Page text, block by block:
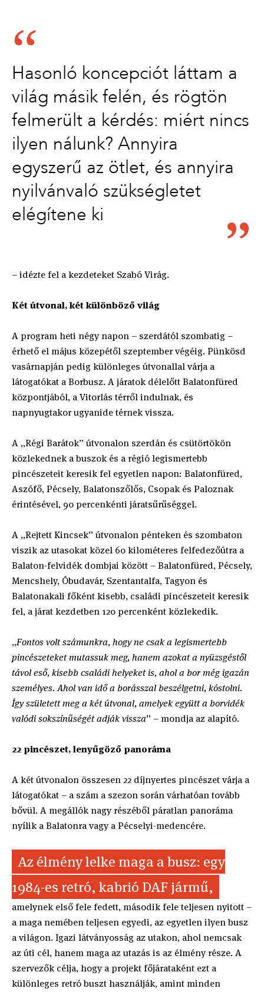
Hasonló koncepciót láttam a
világ másik felén, és rögtön
felmerült a kérdés: miért nincs
ilyen nálunk? Annyira
egyszerű az ötlet, és annyira
nyilvánvaló szükségletet
elégítene ki
– idézte fel a kezdeteket Szabó Virág.
Két útvonal, két különböző világ
A program heti négy napon – szerdától szombatig –
érhető el május közepétől szeptember végéig. Pünkösd
vasárnapján pedig különleges útvonallal várja a
látogatókat a Borbusz. A járatok délelőtt Balatonfüred
központjából, a Vitorlás térről indulnak, és
napnyugtakor ugyanide térnek vissza.
A „Régi Barátok” útvonalon szerdán és csütörtökön
közlekednek a buszok és a régió legismertebb
pincészeteit keresik fel egyetlen napon: Balatonfüred,
Aszófő, Pécsely, Balatonszőlős, Csopak és Paloznak
érintésével, 90 percenkénti járatsűrűséggel.
A „Rejtett Kincsek” útvonalon pénteken és szombaton
viszik az utasokat közel 60 kilométeres felfedezőútra a
Balaton-felvidék dombjai között – Balatonfüred, Pécsely,
Mencshely, Óbudavár, Szentantalfa, Tagyon és
Balatonakali főként kisebb, családi pincészeteit keresik
fel, a járat kezdetben 120 percenként közlekedik.
„Fontos volt számunkra, hogy ne csak a legismertebb
pincészeteket mutassuk meg, hanem azokat a nyüzsgéstől
távol eső, kisebb családi helyeket is, ahol a bor még igazán
személyes. Ahol van idő a borásszal beszélgetni, kóstolni.
Így született meg a két útvonal, amelyek együtt a borvidék
valódi sokszínűségét adják vissza” – mondja az alapító.
22 pincészet, lenyűgöző panoráma
A két útvonalon összesen 22 díjnyertes pincészet várja a
látogatókat – a szám a szezon során várhatóan tovább
bővül. A megállók nagy részéből páratlan panoráma
nyílik a Balatonra vagy a Pécselyi-medencére.
Az élmény lelke maga a busz: egy
1984-es retró, kabrió DAF jármű,
amelynek első fele fedett, második fele teljesen nyitott –
a maga nemében teljesen egyedi, az egyetlen ilyen busz
a világon. Igazi látványosság az utakon, ahol nemcsak
az úti cél, hanem maga az utazás is az élmény része. A
szervezők célja, hogy a projekt főjárataként ezt a
különleges retró buszt használják, amint minden